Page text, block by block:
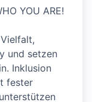
YOU ARE!
und setzen
Inklusion
fester